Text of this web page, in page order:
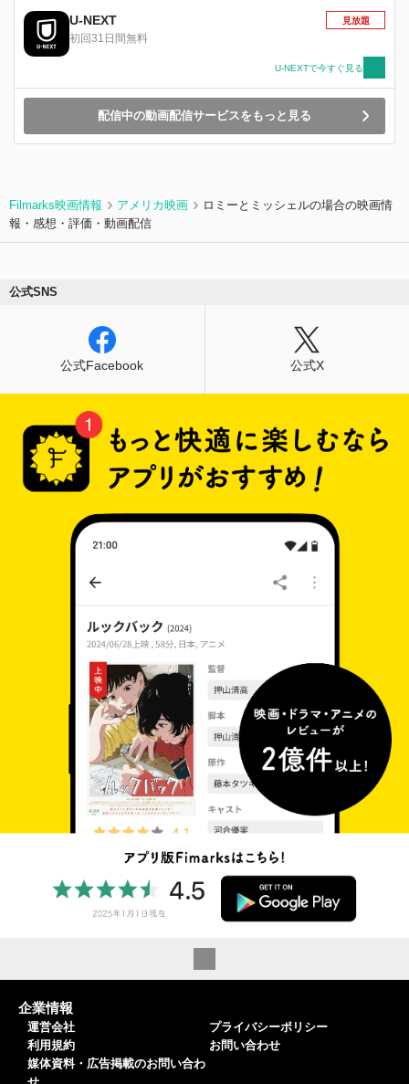
U-NEXT
初回31日間無料
見放題
U-NEXTで今すぐ見る
配信中の動画配信サービスをもっと見る
Filmarks映画情報 アメリカ映画
ロミーとミッシェルの場合の映画情
報・感想・評価・動画配信
公式SNS
公式Facebook 公式X
企業情報
運営会社
利用規約
媒体資料・広告掲載のお問い合わ
プライバシーポリシー
お問い合わせ